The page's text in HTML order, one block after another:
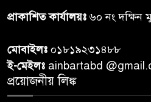
৮
৯
প্রাকাশিত কার্যালয়ঃ৬০ নং দক্ষিন
মোবাইলঃ ০১৮১৯২৩১৪৮৮
ই-মেইলঃ ainbartabd
প্রয়োজনীয় লিঙ্ক